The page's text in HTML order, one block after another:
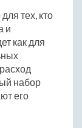
тех, кто
и
как для
набор
его